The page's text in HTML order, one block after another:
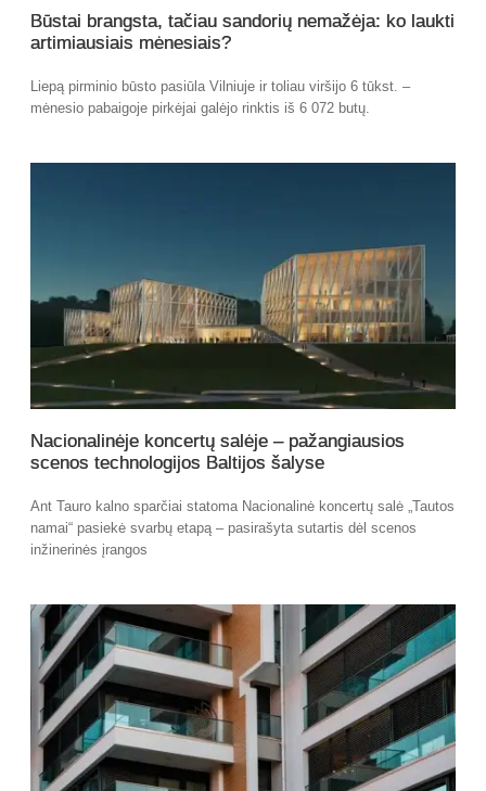
Būstai brangsta, tačiau sandorių nemažėja: ko laukti
artimiausiais mėnesiais?
Liepą pirminio būsto pasiūla Vilniuje ir toliau viršijo 6 tūkst. –
mėnesio pabaigoje pirkėjai galėjo rinktis iš 6 072 butų.
Nacionalinėje koncertų salėje – pažangiausios
scenos technologijos Baltijos šalyse
Ant Tauro kalno sparčiai statoma Nacionalinė koncertų salė „Tautos
namai“ pasiekė svarbų etapą – pasirašyta sutartis dėl scenos
inžinerinės įrangos